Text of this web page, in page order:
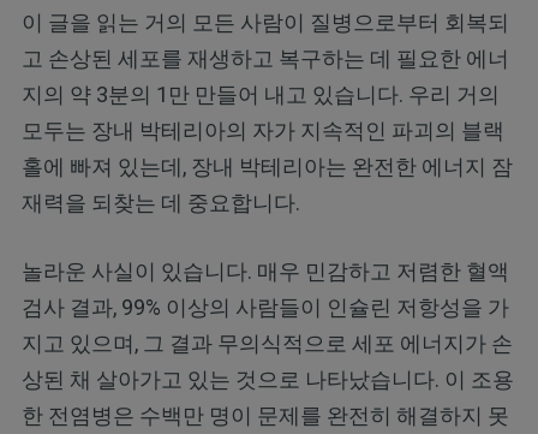
이 글을 읽는 거의 모든 사람이 질병으로부터 회복되
고 손상된 세포를 재생하고 복구하는 데 필요한 에너
지의 약 3분의 1만 만들어 내고 있습니다. 우리 거의
모두는 장내 박테리아의 자가 지속적인 파괴의 블랙
홀에 빠져 있는데, 장내 박테리아는 완전한 에너지 잠
재력을 되찾는 데 중요합니다.
놀라운 사실이 있습니다. 매우 민감하고 저렴한 혈액
검사 결과, 99% 이상의 사람들이 인슐린 저항성을 가
지고 있으며, 그 결과 무의식적으로 세포 에너지가 손
상된 채 살아가고 있는 것으로 나타났습니다. 이 조용
한 전염병은 수백만 명이 문제를 완전히 해결하지 못